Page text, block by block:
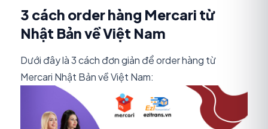
3 cách order hàng Mercari từ
Nhật Bản về Việt Nam
Dưới đây là 3 cách đơn giản để order hàng từ
Mercari Nhật Bản về Việt Nam: